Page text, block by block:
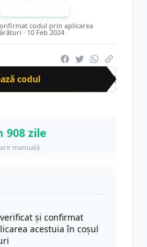
codul prin aplicarea
· 10 Feb 2024
codul CRN
908 zile
manuală
și confirmat
acestuia în coșul